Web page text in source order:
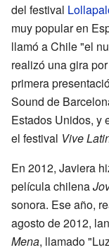
del festival
muy popular en
llamó a Chile "el
realizó una gira
primera
Sound de
Estados Unidos, y
el festival Vive
En 2012, Javiera
película chilena
sonora. Ese año,
agosto de 2012,
Mena, llamado